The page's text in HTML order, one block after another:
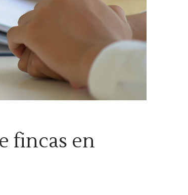
fincas en